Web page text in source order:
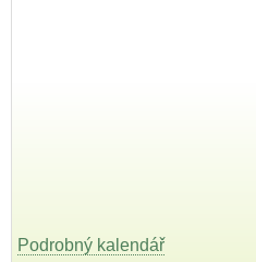
Podrobný kalendář